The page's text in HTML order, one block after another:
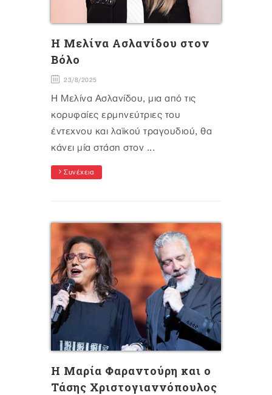
Η Μελίνα Ασλανίδου στον
Βόλο
23/8/2025
Η Μελίνα Ασλανίδου, μια από τις
κορυφαίες ερμηνεύτριες του
έντεχνου και λαϊκού τραγουδιού, θα
κάνει μία στάση στον ...
Συνέχεια
Η Μαρία Φαραντούρη και ο
Τάσης Χριστογιαννόπουλος